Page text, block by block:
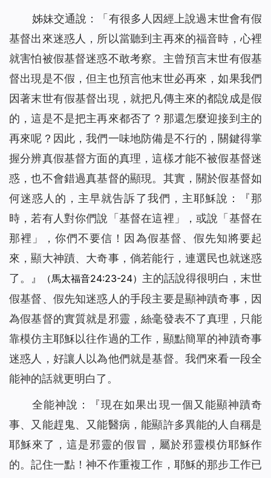
姊妹交通說：「有很多人因經上說過末世會有假
基督出來迷惑人，所以當聽到主再來的福音時，心裡
就害怕被假基督迷惑不敢考察。主曾預言末世有假基
督出現是不假，但主也預言他末世必再來，如果我們
因著末世有假基督出現，就把凡傳主來的都說成是假
的，這是不是把主再來都否了？那還怎麼迎接到主的
再來呢？因此，我們一味地防備是不行的，關鍵得掌
握分辨真假基督方面的真理，這樣才能不被假基督迷
惑，也不會錯過真基督的顯現。其實，關於假基督如
何迷惑人的，主早就告訴了我們，主耶穌說：『那
時，若有人對你們說「基督在這裡」，或說「基督在
那裡」，你們不要信！因為假基督、假先知將要起
來，顯大神蹟、大奇事，倘若能行，連選民也就迷惑
了。
』 （馬太福音24:23-24） 主的話說得很明白，末世
假基督、假先知迷惑人的手段主要是顯神蹟奇事，因
為假基督的實質就是邪靈，絲毫發表不了真理，只能
靠模仿主耶穌以往作過的工作，顯點簡單的神蹟奇事
迷惑人，好讓人以為他們就是基督。我們來看一段全
能神的話就更明白了。
全能神說：『現在如果出現一個又能顯神蹟奇
事、又能趕鬼、又能醫病，能顯許多異能的人自稱是
耶穌來了，這是邪靈的假冒，屬於邪靈模仿耶穌作
的。記住一點！神不作重複工作，耶穌的那步工作已